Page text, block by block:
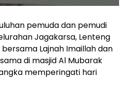
pemuda dan pemudi
Jagakarsa, Lenteng
Lajnah Imaillah dan
di masjid Al Mubarak
memperingati hari